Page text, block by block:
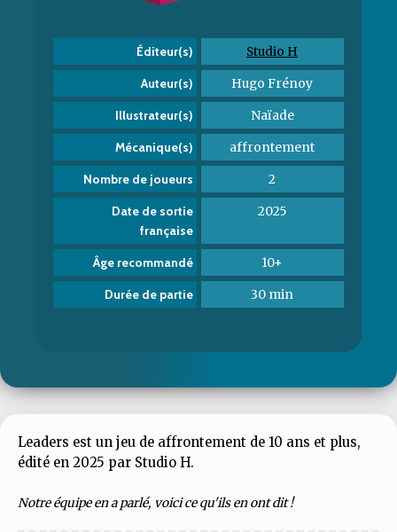
Éditeur(s) Studio H
Auteur(s) Hugo Frénoy
Illustrateur(s) Naïade
Mécanique(s) affrontement
Nombre de joueurs 2
Date de sortie
française
2025
Âge recommandé 10+
Durée de partie 30 min
Leaders est un jeu de affrontement de 10 ans et plus,
édité en 2025 par Studio H.
Notre équipe en a parlé, voici ce qu'ils en ont dit !